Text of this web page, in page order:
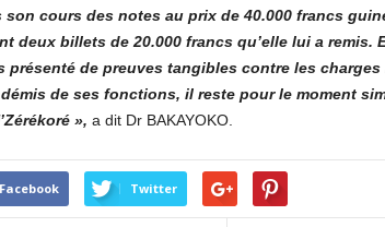
son cours des notes au prix de 40.000 francs
deux billets de 20.000 francs qu’elle lui a remis.
présenté de preuves tangibles contre les charges
de ses fonctions, il reste pour le moment
», a dit Dr BAKAYOKO.
Facebook Twitter